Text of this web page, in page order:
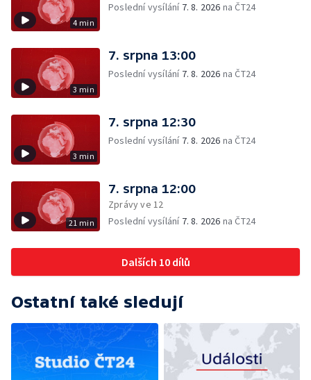
4 min
Poslední vysílání 7. 8. 2026 na ČT24
3 min
7. srpna 13:00
Poslední vysílání 7. 8. 2026 na ČT24
3 min
7. srpna 12:30
Poslední vysílání 7. 8. 2026 na ČT24
21 min
7. srpna 12:00
Zprávy ve 12
Poslední vysílání 7. 8. 2026 na ČT24
Dalších 10 dílů
Ostatní také sledují